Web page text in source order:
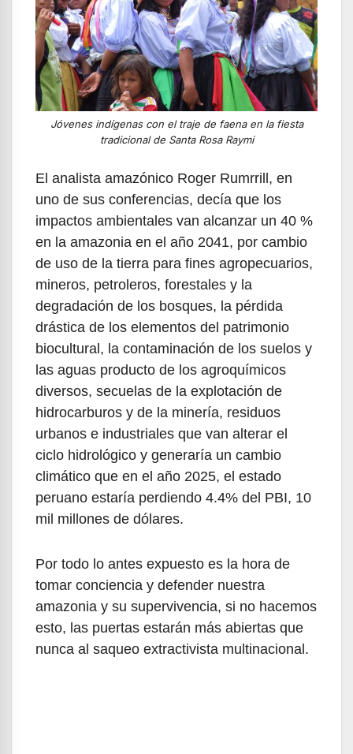
Jóvenes indígenas con el traje de faena en la fiesta
tradicional de Santa Rosa Raymi
El analista amazónico Roger Rumrrill, en
uno de sus conferencias, decía que los
impactos ambientales van alcanzar un 40 %
en la amazonia en el año 2041, por cambio
de uso de la tierra para fines agropecuarios,
mineros, petroleros, forestales y la
degradación de los bosques, la pérdida
drástica de los elementos del patrimonio
biocultural, la contaminación de los suelos y
las aguas producto de los agroquímicos
diversos, secuelas de la explotación de
hidrocarburos y de la minería, residuos
urbanos e industriales que van alterar el
ciclo hidrológico y generaría un cambio
climático que en el año 2025, el estado
peruano estaría perdiendo 4.4% del PBI, 10
mil millones de dólares.
Por todo lo antes expuesto es la hora de
tomar conciencia y defender nuestra
amazonia y su supervivencia, si no hacemos
esto, las puertas estarán más abiertas que
nunca al saqueo extractivista multinacional.